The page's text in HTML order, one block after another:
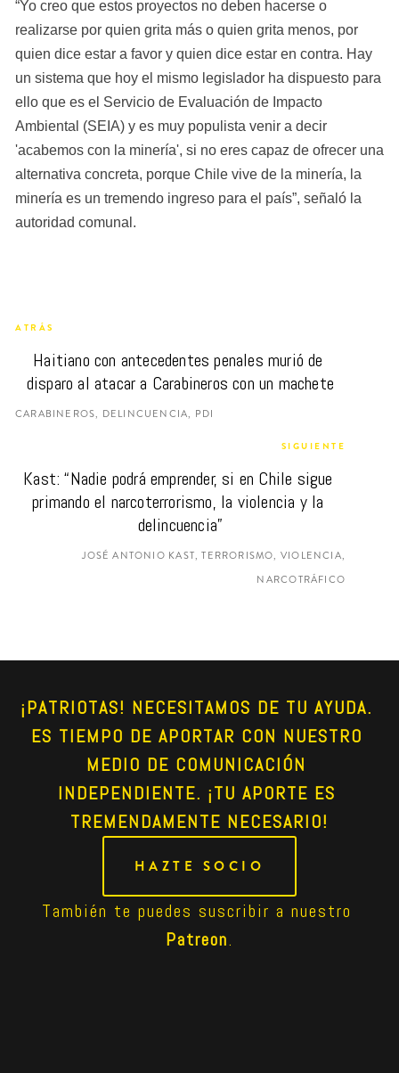
“Yo creo que estos proyectos no deben hacerse o
realizarse por quien grita más o quien grita menos, por
quien dice estar a favor y quien dice estar en contra. Hay
un sistema que hoy el mismo legislador ha dispuesto para
ello que es el Servicio de Evaluación de Impacto
Ambiental (SEIA) y es muy populista venir a decir
'acabemos con la minería', si no eres capaz de ofrecer una
alternativa concreta, porque Chile vive de la minería, la
minería es un tremendo ingreso para el país”, señaló la
autoridad comunal.
ATRÁS
Haitiano con antecedentes penales murió de
disparo al atacar a Carabineros con un machete
CARABINEROS, DELINCUENCIA, PDI
SIGUIENTE
Kast: “Nadie podrá emprender, si en Chile sigue
primando el narcoterrorismo, la violencia y la
delincuencia”
JOSÉ ANTONIO KAST, TERRORISMO, VIOLENCIA,
NARCOTRÁFICO
¡PATRIOTAS! NECESITAMOS DE TU AYUDA.
ES TIEMPO DE APORTAR CON NUESTRO
MEDIO DE COMUNICACIÓN
INDEPENDIENTE. ¡TU APORTE ES
TREMENDAMENTE NECESARIO!
HAZTE SOCIO
Patreon.